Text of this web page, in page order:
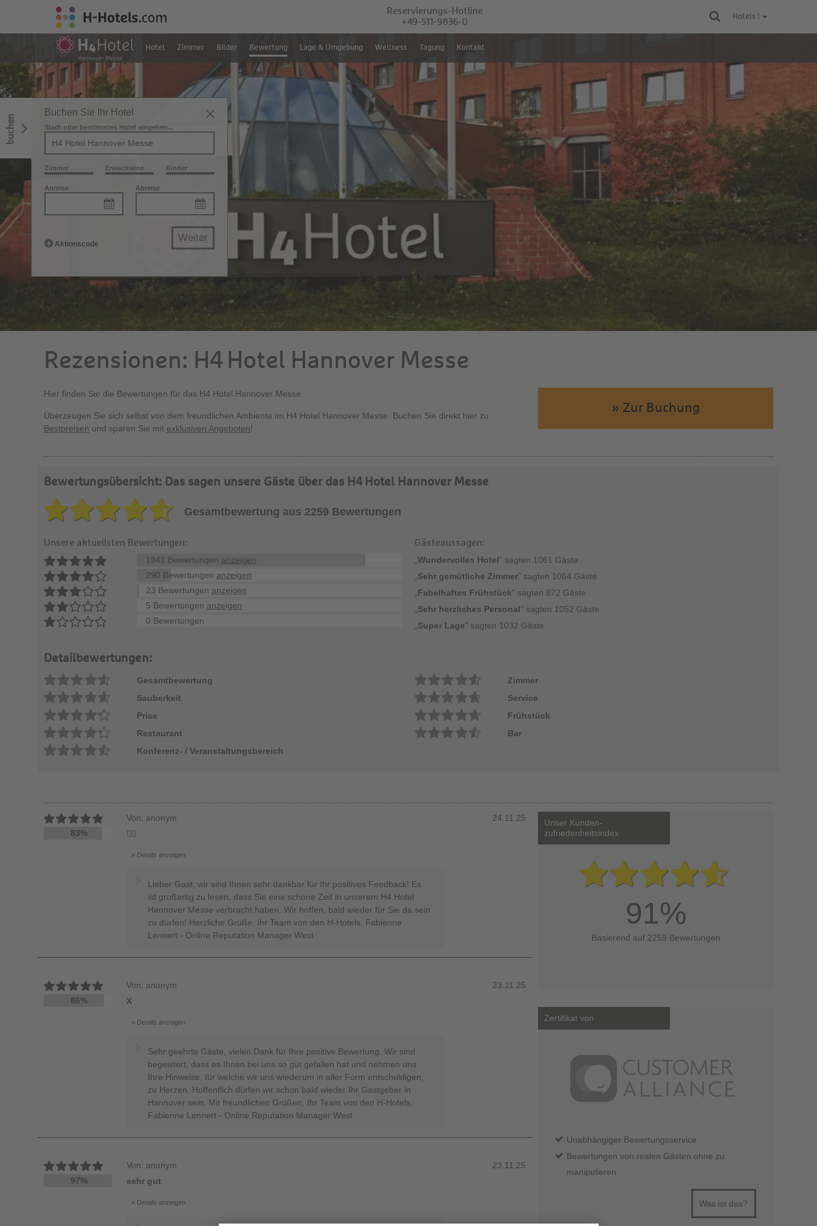
Reservierungs-Hotline
+49-511-9836-0
Hotels |
Hotel Zimmer Bilder Bewertung Lage & Umgebung Wellness Tagung Kontakt
buchen
Buchen Sie Ihr Hotel
Stadt oder bestimmtes Hotel eingeben...
Zimmer Erwachsene Kinder
Anreise Abreise
Aktionscode
Weiter
Rezensionen: H4 Hotel Hannover Messe
Hier finden Sie die Bewertungen für das H4 Hotel Hannover Messe.
Überzeugen Sie sich selbst von dem freundlichen Ambiente im H4 Hotel Hannover Messe. Buchen Sie direkt hier zu
Bestpreisen und sparen Sie mit exklusiven Angeboten!
» Zur Buchung
Bewertungsübersicht: Das sagen unsere Gäste über das H4 Hotel Hannover Messe
Gesamtbewertung aus 2259 Bewertungen
Unsere aktuellsten Bewertungen:
1941 Bewertungen anzeigen
290 Bewertungen anzeigen
23 Bewertungen anzeigen
5 Bewertungen anzeigen
0 Bewertungen
Gästeaussagen:
Wundervolles Hotel” sagten 1061 Gäste
Sehr gemütliche Zimmer” sagten 1064 Gäste
Fabelhaftes Frühstück” sagten 872 Gäste
Sehr herzliches Personal” sagten 1052 Gäste
Super Lage” sagten 1032 Gäste
Detailbewertungen:
Gesamtbewertung
Zimmer
Sauberkeit
Service
Price
Frühstück
Restaurant
Bar
Konferenz- / Veranstaltungsbereich
83%
Von: anonym
👍🏼
Details anzeigen
Lieber Gast, wir sind Ihnen sehr dankbar für Ihr positives Feedback! Es
ist großartig zu lesen, dass Sie eine schöne Zeit in unserem H4 Hotel
Hannover Messe verbracht haben. Wir hoffen, bald wieder für Sie da sein
zu dürfen! Herzliche Grüße, Ihr Team von den H-Hotels, Fabienne
Lennert - Online Reputation Manager West
24.11.25
86%
Von: anonym
X
Details anzeigen
Sehr geehrte Gäste, vielen Dank für Ihre positive Bewertung. Wir sind
begeistert, dass es Ihnen bei uns so gut gefallen hat und nehmen uns
Ihre Hinweise, für welche wir uns wiederum in aller Form entschuldigen,
zu Herzen. Hoffentlich dürfen wir schon bald wieder Ihr Gastgeber in
Hannover sein. Mit freundlichen Grüßen, Ihr Team von den H-Hotels,
Fabienne Lennert - Online Reputation Manager West
23.11.25
97%
Von: anonym
sehr gut
Details anzeigen
23.11.25
Unser Kunden-
zufriedenheitsindex
91%
Basierend auf 2259 Bewertungen
Zertifikat von
Unabhängiger Bewertungsservice
Bewertungen von realen Gästen ohne zu
manipulieren
Was ist das?